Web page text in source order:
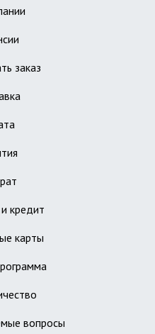
заказ
кредит
карты
вопросы